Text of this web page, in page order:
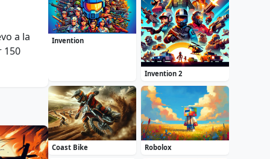
a la
150
Invention
Invention 2
Coast Bike Robolox